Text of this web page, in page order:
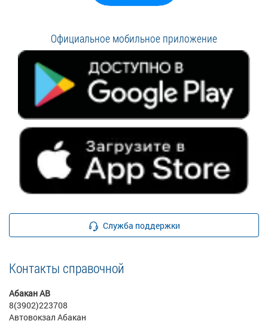
Официальное мобильное приложение
Служба поддержки
Контакты справочной
Абакан АВ
8(3902)223708
Автовокзал Абакан